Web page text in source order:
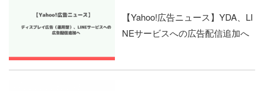
【Yahoo!広告ニュース】YDA、LI
NEサービスへの広告配信追加へ